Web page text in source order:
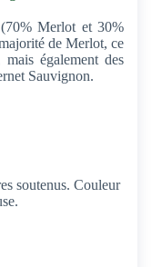
Merlot et 30%
de Merlot, ce
également des
Sauvignon.
soutenus. Couleur